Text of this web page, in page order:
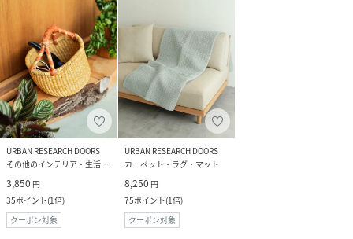
URBAN RESEARCH DOORS
その他のインテリア・生活雑貨
3,850 円
35ポイント(1倍)
クーポン対象
URBAN RESEARCH DOORS
カーペット・ラグ・マット
8,250 円
75ポイント(1倍)
クーポン対象